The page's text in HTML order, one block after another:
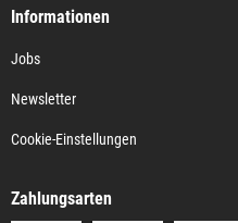
Informationen
Jobs
Newsletter
Cookie-Einstellungen
Zahlungsarten